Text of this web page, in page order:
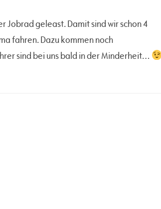
Jobrad geleast. Damit sind wir schon 4
fahren. Dazu kommen noch
sind bei uns bald in der Minderheit…